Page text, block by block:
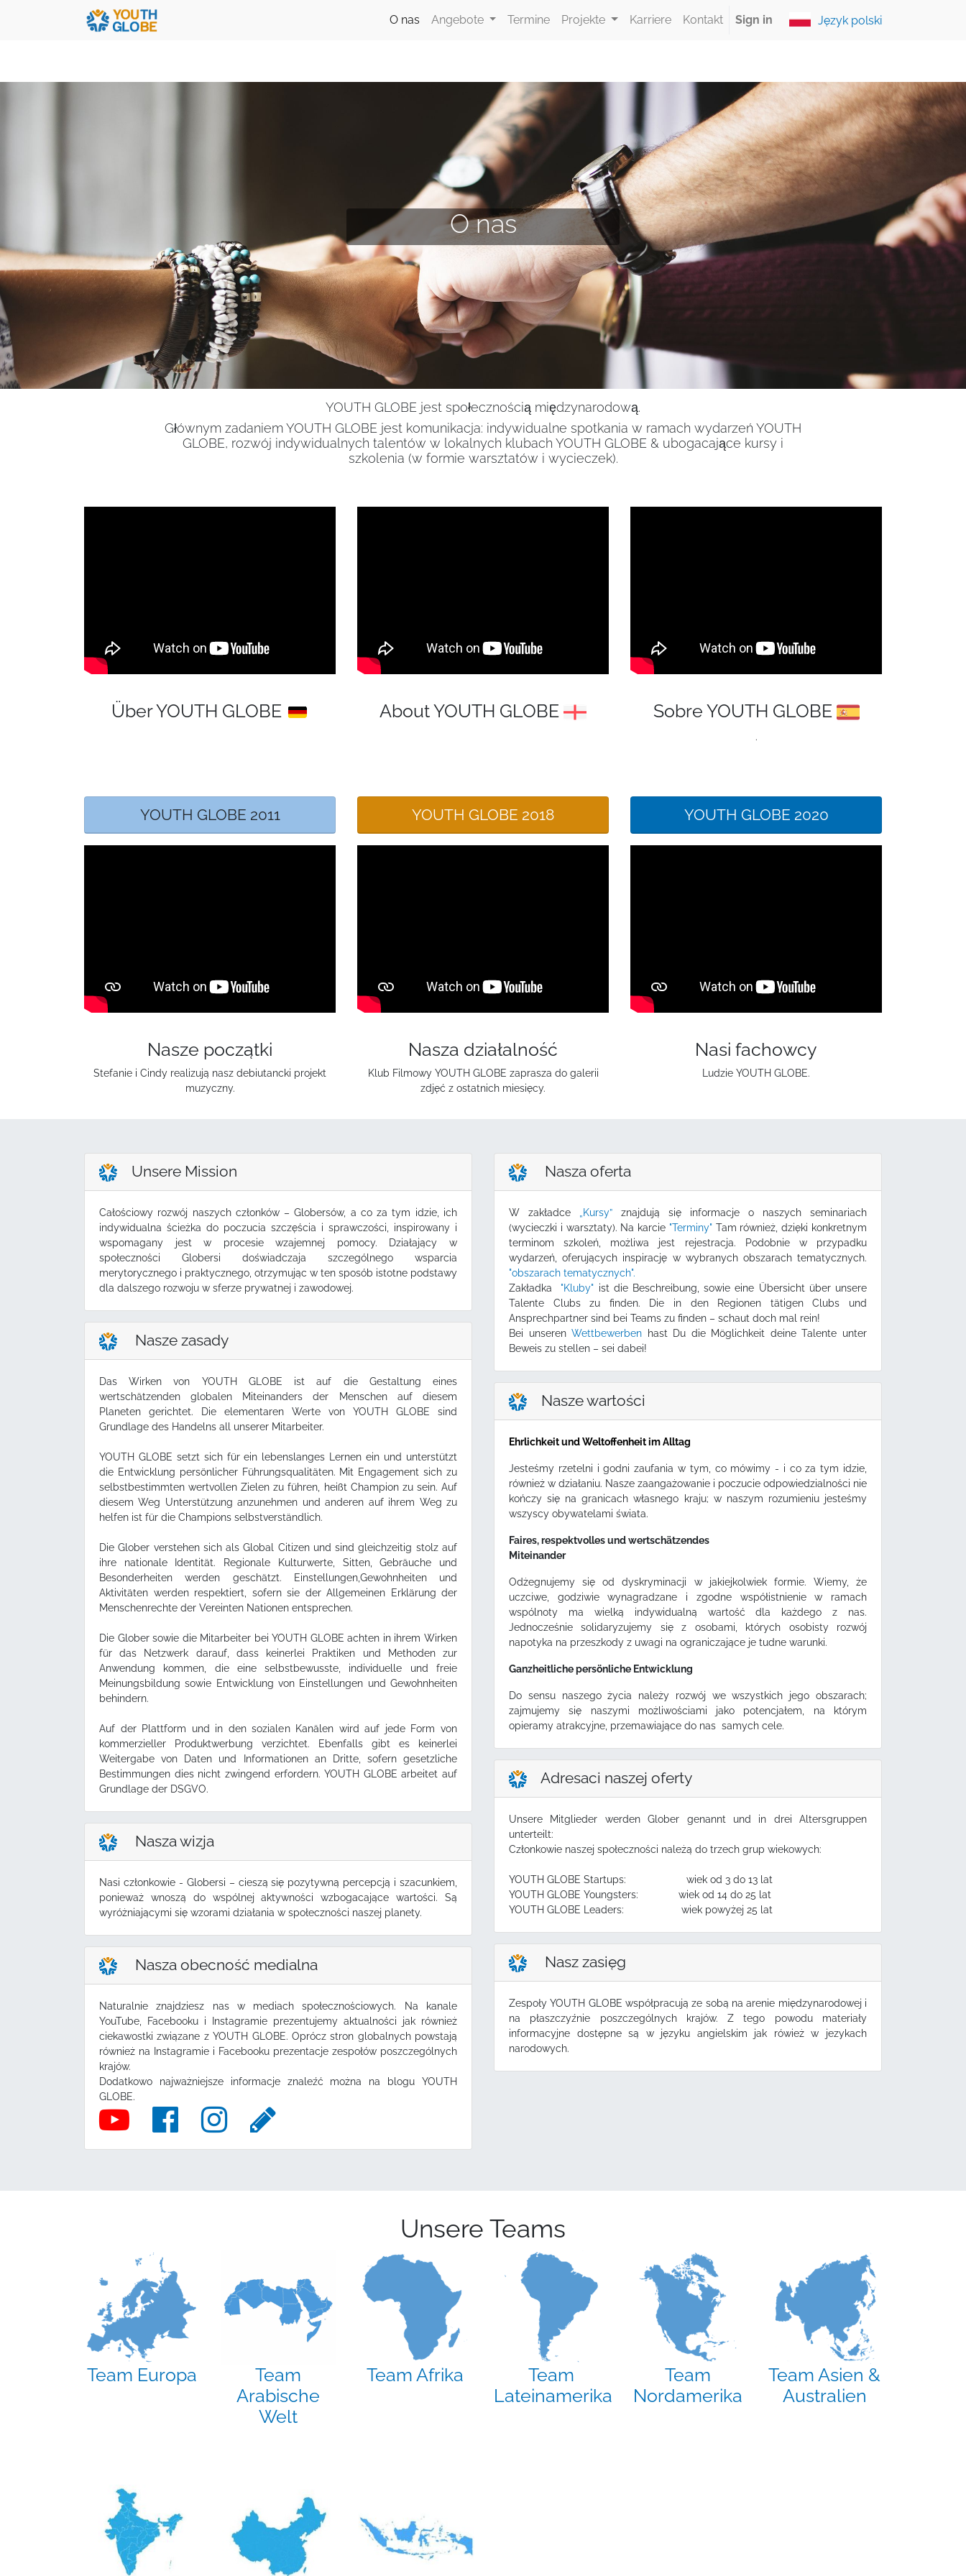
O nas Angebote Termine Projekte Karriere Kontakt Sign in Język polski
O nas
YOUTH GLOBE jest społecznością międzynarodową.
Głównym zadaniem YOUTH GLOBE jest komunikacja: indywidualne spotkania w ramach wydarzeń YOUTH
GLOBE, rozwój indywidualnych talentów w lokalnych klubach YOUTH GLOBE & ubogacające kursy i
szkolenia (w formie warsztatów i wycieczek).
Über YOUTH GLOBE About YOUTH GLOBE Sobre YOUTH GLOBE
.
YOUTH GLOBE 2011
Nasze początki
Stefanie i Cindy realizują nasz debiutancki projekt
muzyczny.
YOUTH GLOBE 2018
Nasza działalność
Klub Filmowy YOUTH GLOBE zaprasza do galerii
zdjęć z ostatnich miesięcy.
YOUTH GLOBE 2020
Nasi fachowcy
Ludzie YOUTH GLOBE.
Unsere Mission
Całościowy rozwój naszych członków – Globersów, a co za tym idzie, ich
indywidualna ścieżka do poczucia szczęścia i sprawczości, inspirowany i
wspomagany jest w procesie wzajemnej pomocy. Działający w
społeczności Globersi doświadczaja szczególnego wsparcia
merytorycznego i praktycznego, otrzymując w ten sposób istotne podstawy
dla dalszego rozwoju w sferze prywatnej i zawodowej.
Nasze zasady
Das Wirken von YOUTH GLOBE ist auf die Gestaltung eines
wertschätzenden globalen Miteinanders der Menschen auf diesem
Planeten gerichtet. Die elementaren Werte von YOUTH GLOBE sind
Grundlage des Handelns all unserer Mitarbeiter.
YOUTH GLOBE setzt sich für ein lebenslanges Lernen ein und unterstützt
die Entwicklung persönlicher Führungsqualitäten. Mit Engagement sich zu
selbstbestimmten wertvollen Zielen zu führen, heißt Champion zu sein. Auf
diesem Weg Unterstützung anzunehmen und anderen auf ihrem Weg zu
helfen ist für die Champions selbstverständlich.
Die Glober verstehen sich als Global Citizen und sind gleichzeitig stolz auf
ihre nationale Identität. Regionale Kulturwerte, Sitten, Gebräuche und
Besonderheiten werden geschätzt. Einstellungen,Gewohnheiten und
Aktivitäten werden respektiert, sofern sie der Allgemeinen Erklärung der
Menschenrechte der Vereinten Nationen entsprechen.
Die Glober sowie die Mitarbeiter bei YOUTH GLOBE achten in ihrem Wirken
für das Netzwerk darauf, dass keinerlei Praktiken und Methoden zur
Anwendung kommen, die eine selbstbewusste, individuelle und freie
Meinungsbildung sowie Entwicklung von Einstellungen und Gewohnheiten
behindern.
Auf der Plattform und in den sozialen Kanälen wird auf jede Form von
kommerzieller Produktwerbung verzichtet. Ebenfalls gibt es keinerlei
Weitergabe von Daten und Informationen an Dritte, sofern gesetzliche
Bestimmungen dies nicht zwingend erfordern. YOUTH GLOBE arbeitet auf
Grundlage der DSGVO.
Nasza wizja
Nasi członkowie - Globersi – cieszą się pozytywną percepcją i szacunkiem,
ponieważ wnoszą do wspólnej aktywności wzbogacające wartości. Są
wyróżniającymi się wzorami działania w społeczności naszej planety.
Nasza obecność medialna
Naturalnie znajdziesz nas w mediach społecznościowych. Na kanale
YouTube, Facebooku i Instagramie prezentujemy aktualności jak również
ciekawostki związane z YOUTH GLOBE. Oprócz stron globalnych powstają
również na Instagramie i Facebooku prezentacje zespołów poszczególnych
krajów.
Dodatkowo najważniejsze informacje znaleźć można na blogu YOUTH
GLOBE.
Nasza oferta
W zakładce „Kursy” znajdują się informacje o naszych seminariach
(wycieczki i warsztaty). Na karcie "Terminy"Tam również, dzięki konkretnym
terminom szkoleń, możliwa jest rejestracja. Podobnie w przypadku
wydarzeń, oferujących inspirację w wybranych obszarach tematycznych.
"obszarach tematycznych".
Zakładka "Kluby" ist die Beschreibung, sowie eine Übersicht über unsere
Talente Clubs zu finden. Die in den Regionen tätigen Clubs und
Ansprechpartner sind bei Teams zu finden – schaut doch mal rein!
Bei unserenWettbewerben
hast Du die Möglichkeit deine Talente unter
Beweis zu stellen – sei dabei!
Nasze wartości
Ehrlichkeit und Weltoffenheit im Alltag
Jesteśmy rzetelni i godni zaufania w tym, co mówimy - i co za tym idzie,
również w działaniu. Nasze zaangażowanie i poczucie odpowiedzialności nie
kończy się na granicach własnego kraju; w naszym rozumieniu jesteśmy
wszyscy obywatelami świata.
Faires, respektvolles und wertschätzendes
Miteinander
Odżegnujemy się od dyskryminacji w jakiejkolwiek formie. Wiemy, że
uczciwe, godziwie wynagradzane i zgodne współistnienie w ramach
wspólnoty ma wielką indywidualną wartość dla każdego z nas.
Jednocześnie solidaryzujemy się z osobami, których osobisty rozwój
napotyka na przeszkody z uwagi na ograniczające je tudne warunki.
Ganzheitliche persönliche Entwicklung
Do sensu naszego życia należy rozwój we wszystkich jego obszarach;
zajmujemy się naszymi możliwościami jako potencjałem, na którym
opieramy atrakcyjne, przemawiające do nas samych cele.
Adresaci naszej oferty
Unsere Mitglieder werden Glober genannt und in drei Altersgruppen
unterteilt:
Członkowie naszej społeczności należą do trzech grup wiekowych:
YOUTH GLOBE Startups: wiek od 3 do 13 lat
YOUTH GLOBE Youngsters: wiek od 14 do 25 lat
YOUTH GLOBE Leaders: wiek powyżej 25 lat
Nasz zasięg
Zespoły YOUTH GLOBE współpracują ze sobą na arenie międzynarodowej i
na płaszczyźnie poszczególnych krajów. Z tego powodu materiały
informacyjne dostępne są w języku angielskim jak rówież w jezykach
narodowych.
Unsere Teams
Team Europa
Team
Arabische
Welt
Team Afrika
Team
Lateinamerika
Team
Nordamerika
Team Asien &
Australien